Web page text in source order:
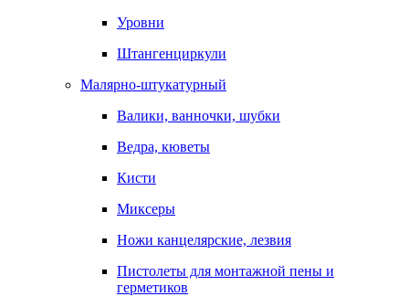
Уровни
Штангенциркули
Малярно-штукатурный
Валики, ванночки, шубки
Ведра, кюветы
Кисти
Миксеры
Ножи канцелярские, лезвия
Пистолеты для монтажной пены и
герметиков